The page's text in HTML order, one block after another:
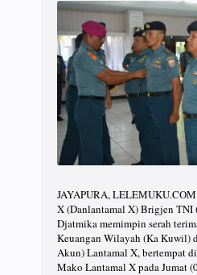
JAYAPURA,
X (Danlantamal X) Brigjen
Djatmika memimpin serah
Keuangan Wilayah (Ka Kuwil)
Akun) Lantamal X, bertempat
Mako Lantamal X pada Jumat